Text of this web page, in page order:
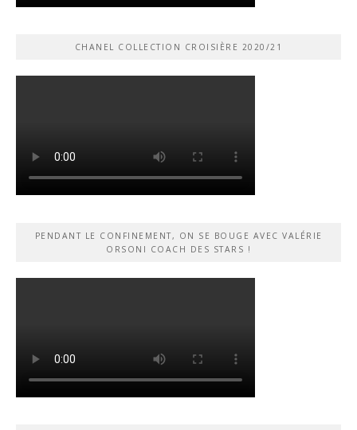
CHANEL COLLECTION CROISIÈRE 2020/21
PENDANT LE CONFINEMENT, ON SE BOUGE AVEC VALÉRIE
ORSONI COACH DES STARS !